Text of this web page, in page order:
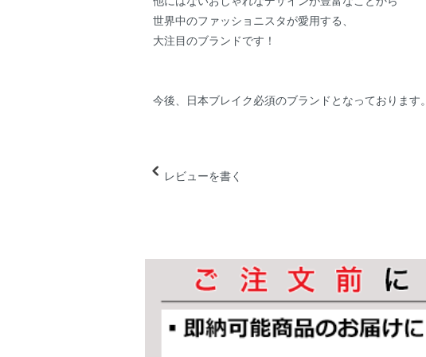
世界中のファッショニスタが愛用する、
大注目のブランドです！
今後、日本ブレイク必須のブランドとなっております。
レビューを書く